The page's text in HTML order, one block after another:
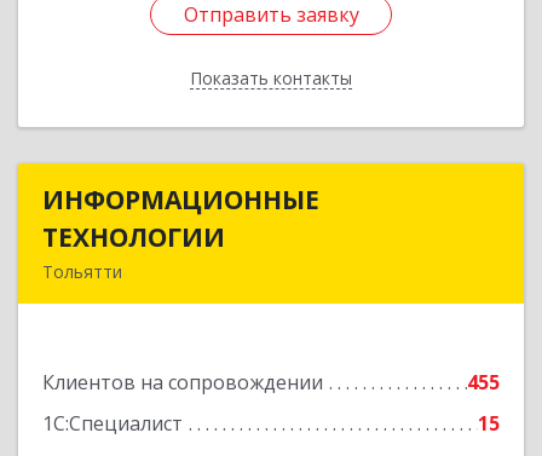
Отправить заявку
Показать контакты
Отправить заявку
Назад
ИНФОРМАЦИОННЫЕ
ТЕХНОЛОГИИ
Тольятти
Клиентов на сопровождении
455
1С:Специалист
15
ИНФОРМАЦИОННЫЕ
Подробнее